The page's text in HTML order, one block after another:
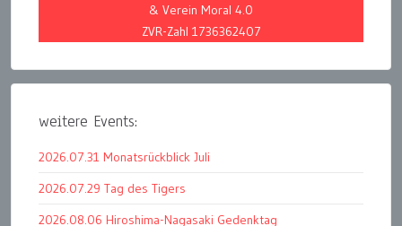
& Verein Moral 4.0
ZVR-Zahl 1736362407
weitere Events:
2026.07.31 Monatsrückblick Juli
2026.07.29 Tag des Tigers
2026.08.06 Hiroshima-Nagasaki Gedenktag